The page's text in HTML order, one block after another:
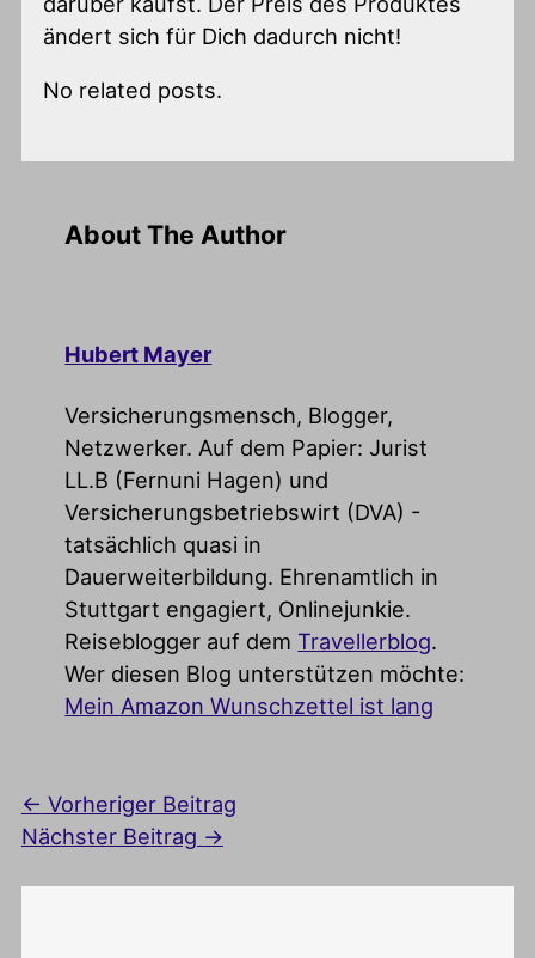
ändert sich für Dich dadurch nicht!
No related posts.
About The Author
Hubert Mayer
Versicherungsmensch, Blogger,
Netzwerker. Auf dem Papier: Jurist
LL.B (Fernuni Hagen) und
Versicherungsbetriebswirt (DVA) -
tatsächlich quasi in
Dauerweiterbildung. Ehrenamtlich in
Stuttgart engagiert, Onlinejunkie.
Reiseblogger auf dem Travellerblog.
Wer diesen Blog unterstützen möchte:
Mein Amazon Wunschzettel ist lang
← Vorheriger Beitrag
Nächster Beitrag →